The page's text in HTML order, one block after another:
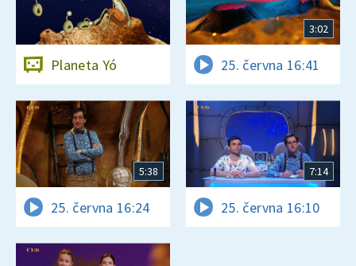
Planeta Yó
3:02
25. června 16:41
5:38
25. června 16:24
7:14
25. června 16:10